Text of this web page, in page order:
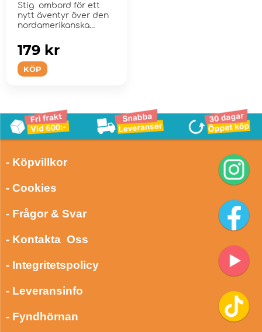
Stig ombord för ett
nytt äventyr över den
nordamerikanska
KÖP
179 kr
- Köpvillkor
- Cookies
- Frågor & Svar
- Kontakta Oss
- Integritetspolicy
- Leveransinfo
- Fyndhörnan